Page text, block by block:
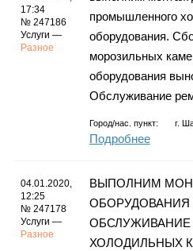
17:34
№ 247186
Услуги —
Разное
промышленного
оборудования.
морозильных
оборудования
Обслуживание
Город/нас. пункт: г.
Подробнее
04.01.2020,
12:25
№ 247178
Услуги —
Разное
ВЫПОЛНИМ
ХОЛОДИЛЬНЫХ